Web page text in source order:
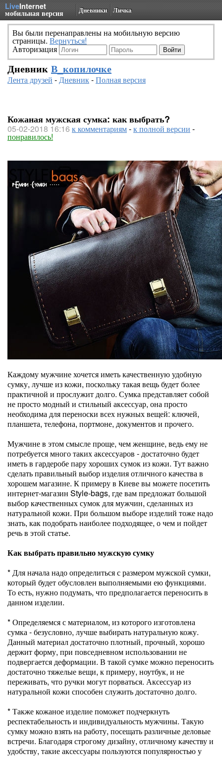
LiveInternet
мобильная версия Дневники Личка
Вы были перенаправлены на мобильную версию
страницы. Вернуться!
Авторизация
Дневник В_копилочке
Лента друзей -Дневник-Полная версия
Кожаная мужская сумка: как выбрать?
05-02-2018 16:16 к комментариям-к полной версии -
понравилось!
Каждому мужчине хочется иметь качественную удобную
сумку, лучше из кожи, поскольку такая вещь будет более
практичной и прослужит долго. Сумка представляет собой
не просто модный и стильный аксессуар, она просто
необходима для переноски всех нужных вещей: ключей,
планшета, телефона, портмоне, документов и прочего.
Мужчине в этом смысле проще, чем женщине, ведь ему не
потребуется много таких аксессуаров - достаточно будет
иметь в гардеробе пару хороших сумок из кожи. Тут важно
сделать правильный выбор изделия отличного качества в
хорошем магазине. К примеру в Киеве вы можете посетить
интернет-магазин Style-bags, где вам предложат большой
выбор качественных сумок для мужчин, сделанных из
натуральной кожи. При большом выборе изделий тоже надо
знать, как подобрать наиболее подходящее, о чем и пойдет
речь в этой статье.
Как выбрать правильно мужскую сумку
* Для начала надо определиться с размером мужской сумки,
который будет обусловлен выполняемыми ею функциями.
То есть, нужно подумать, что предполагается переносить в
данном изделии.
* Определяемся с материалом, из которого изготовлена
сумка - безусловно, лучше выбирать натуральную кожу.
Данный материал достаточно плотный, прочный, хорошо
держит форму, при повседневном использовании не
подвергается деформации. В такой сумке можно переносить
достаточно тяжелые вещи, к примеру, ноутбук, и не
переживать, что ручки могут порваться. Аксессуар из
натуральной кожи способен служить достаточно долго.
* Также кожаное изделие поможет подчеркнуть
респектабельность и индивидуальность мужчины. Такую
сумку можно взять на работу, посещать различные деловые
встречи. Благодаря строгому дизайну, отличному качеству и
удобству, такие аксессуары пользуются популярностью у